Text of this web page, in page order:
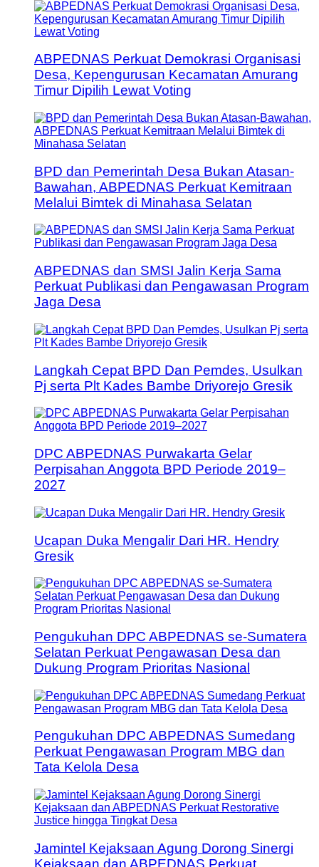
ABPEDNAS Perkuat Demokrasi Organisasi
Desa, Kepengurusan Kecamatan Amurang
Timur Dipilih Lewat Voting
BPD dan Pemerintah Desa Bukan Atasan-
Bawahan, ABPEDNAS Perkuat Kemitraan
Melalui Bimtek di Minahasa Selatan
ABPEDNAS dan SMSI Jalin Kerja Sama
Perkuat Publikasi dan Pengawasan Program
Jaga Desa
Langkah Cepat BPD Dan Pemdes, Usulkan
Pj serta Plt Kades Bambe Driyorejo Gresik
DPC ABPEDNAS Purwakarta Gelar
Perpisahan Anggota BPD Periode 2019–
2027
Ucapan Duka Mengalir Dari HR. Hendry
Gresik
Pengukuhan DPC ABPEDNAS se-Sumatera
Selatan Perkuat Pengawasan Desa dan
Dukung Program Prioritas Nasional
Pengukuhan DPC ABPEDNAS Sumedang
Perkuat Pengawasan Program MBG dan
Tata Kelola Desa
Jamintel Kejaksaan Agung Dorong Sinergi
Kejaksaan dan ABPEDNAS Perkuat